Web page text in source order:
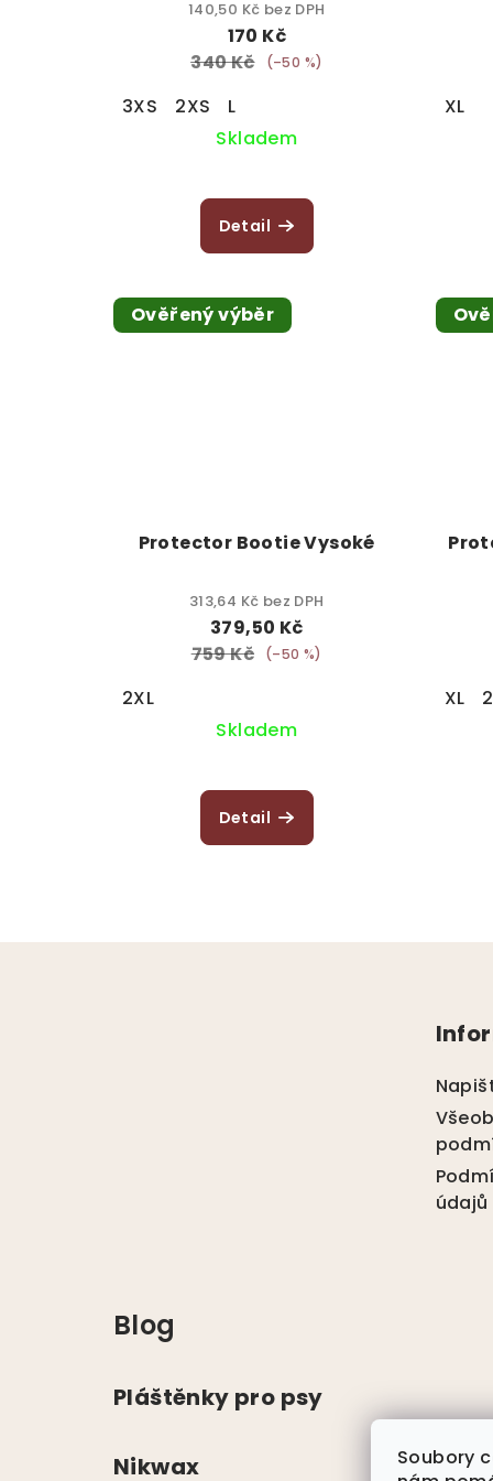
Soubory
k
140,50 Kč bez DPH
170 Kč
340 Kč
(–50 %)
3XS 2XS
L
Skladem
Detail
XL
Ověřený výběr
Protector Bootie Vysoké
313,64 Kč bez DPH
379,50 Kč
759 Kč
(–50 %)
2XL
Skladem
Detail
XL
údajů
Blog
Pláštěnky pro psy
Nikwax